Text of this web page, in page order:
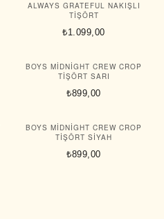
ALWAYS GRATEFUL NAKIŞLI
TIŞÖRT
₺1.099,00
BOYS MIDNIGHT CREW CROP
TIŞÖRT SARI
₺899,00
BOYS MIDNIGHT CREW CROP
TIŞÖRT SIYAH
₺899,00